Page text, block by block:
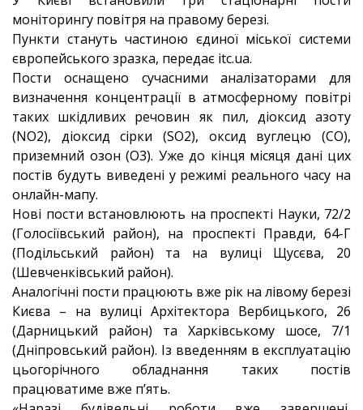
моніторингу повітря на правому березі.
Пункти стануть частиною єдиної міської системи
європейського зразка, передає itc.ua.
Пости оснащено сучасними аналізаторами для
визначення концентрації в атмосферному повітрі
таких шкідливих речовин як пил, діоксид азоту
(NO2), діоксид сірки (SO2), оксид вуглецю (CO),
приземний озон (O3). Уже до кінця місяця дані цих
постів будуть виведені у режимі реального часу на
онлайн-мапу.
Нові пости встановлюють на проспекті Науки, 72/2
(Голосіївський район), на проспекті Правди, 64-Г
(Подільський район) та на вулиці Щусєва, 20
(Шевченківський район).
Аналогічні пости працюють вже рік на лівому березі
Києва – на вулиці Архітектора Вербицького, 26
(Дарницький район) та Харківському шосе, 7/1
(Дніпровський район). Із введенням в експлуатацію
цьогорічного обладнання таких постів
працюватиме вже п’ять.